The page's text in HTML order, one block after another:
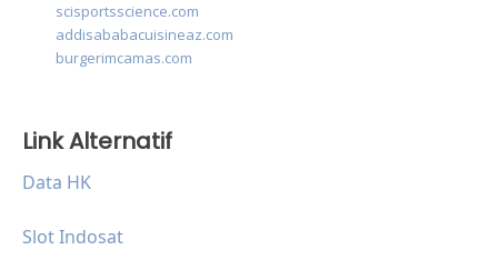
scisportsscience.com
addisababacuisineaz.com
burgerimcamas.com
Link Alternatif
Data HK
Slot Indosat